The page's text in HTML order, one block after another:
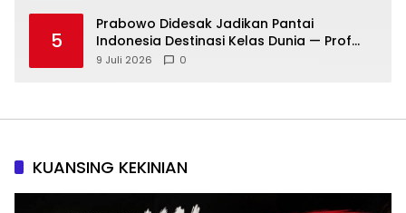
5
Prabowo Didesak Jadikan Pantai
Indonesia Destinasi Kelas Dunia — Prof
Sutan Nasomal: Perintahkan Kepala
9 Juli 2026 0
KUANSING KEKINIAN